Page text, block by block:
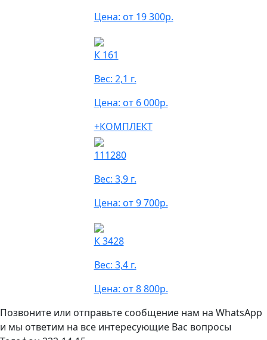
Цена: от 19 300р.
К 161
Вес: 2,1 г.
Цена: от 6 000р.
+КОМПЛЕКТ
111280
Вес: 3,9 г.
Цена: от 9 700р.
К 3428
Вес: 3,4 г.
Цена: от 8 800р.
Позвоните или отправьте сообщение нам на WhatsApp
и мы ответим на все интересующие Вас вопросы